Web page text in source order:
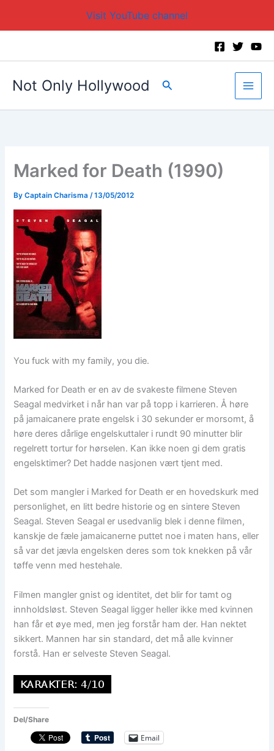
Visit YouTube channel
Not Only Hollywood Search
Marked for Death (1990)
ByCaptain Charisma /13/05/2012
You fuck with my family, you die.
Marked for Death er en av de svakeste filmene Steven
Seagal medvirket i når han var på topp i karrieren. Å høre
på jamaicanere prate engelsk i 30 sekunder er morsomt, å
høre deres dårlige engelskuttaler i rundt 90 minutter blir
regelrett tortur for hørselen. Kan ikke noen gi dem gratis
engelsktimer? Det hadde nasjonen vært tjent med.
Det som mangler i Marked for Death er en hovedskurk med
personlighet, en litt bedre historie og en sintere Steven
Seagal. Steven Seagal er usedvanlig blek i denne filmen,
kanskje de fæle jamaicanerne puttet noe i maten hans, eller
så var det jævla engelsken deres som tok knekken på vår
tøffe venn med hestehale.
Filmen mangler gnist og identitet, det blir for tamt og
innholdsløst. Steven Seagal ligger heller ikke med kvinnen
han får et øye med, men jeg forstår ham der. Han nektet
sikkert. Mannen har sin standard, det må alle kvinner
forstå. Han er selveste Steven Seagal.
Del/Share
Email